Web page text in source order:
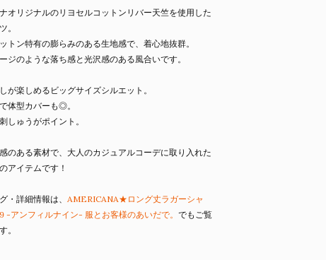
オリジナルのリヨセルコットンリバー天竺を使用した
。
トン特有の膨らみのある生地感で、着心地抜群。
ジのような落ち感と光沢感のある風合いです。
が楽しめるビッグサイズシルエット。
体型カバーも◎。
しゅうがポイント。
のある素材で、大人のカジュアルコーデに取り入れた
アイテムです！
・詳細情報は、 AMERICANA★ロング丈ラガーシャ
-アンフィルナイン- 服とお客様のあいだで。 でもご覧
。